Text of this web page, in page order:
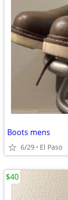
Boots mens
6/29 El Paso
$40